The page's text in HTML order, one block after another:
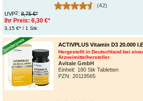
(42)
UVP2: 8,75 €*
Ihr Preis: 6,30 €*
3,15 €* / 1 Stk
ACTIVPLUS Vitamin D3 20.000
Hergestellt in Deutschland bei
Arzneimittelhersteller
Avitale GmbH
Einheit: 180 Stk Tabletten
PZN : 20119565